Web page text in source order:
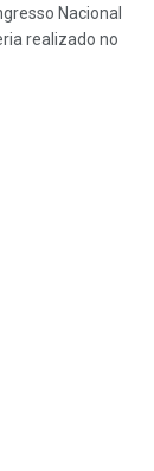
Nacional
realizado no